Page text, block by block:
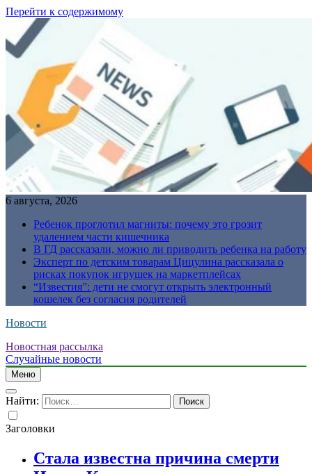
Перейти к содержимому
6 августа, 2026
Ребенок проглотил магниты: почему это грозит
удалением части кишечника
В ГД рассказали, можно ли приводить ребенка на работу
Эксперт по детским товарам Цицулина рассказала о
рисках покупок игрушек на маркетплейсах
“Известия”: дети не смогут открыть электронный
кошелек без согласия родителей
Новости
Новостная рассылка
Случайные новости
Меню
Найти:
Заголовки
Стала известна причина смерти